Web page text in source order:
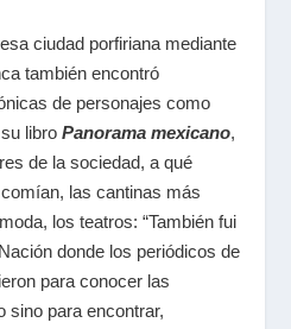
ciudad porfiriana mediante
también encontró
de personajes como
su libroPanorama mexicano,
de la sociedad, a qué
las cantinas más
los teatros: “También fui
donde los periódicos de
para conocer las
sino para encontrar,